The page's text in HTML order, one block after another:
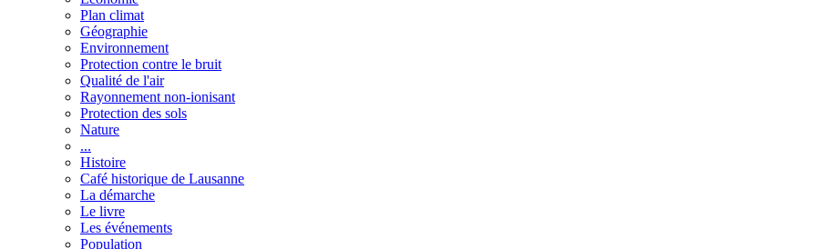
Plan climat
Géographie
Environnement
Protection contre le bruit
Qualité de l'air
Rayonnement non-ionisant
Protection des sols
Nature
...
Histoire
Café historique de Lausanne
La démarche
Le livre
Les événements
Population